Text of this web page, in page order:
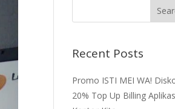
Recent Posts
Promo ISTI MEI WA!
20% Top Up Billing